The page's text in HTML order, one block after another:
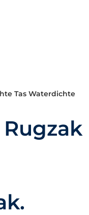
Tas Waterdichte